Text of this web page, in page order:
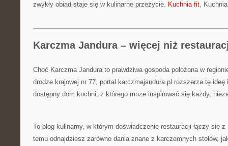
zwykły obiad staje się w kulinarne przeżycie. Kuchnia fit,
Karczma Jandura – więcej niż
Choć Karczma Jandura to prawdziwa gospoda położona w
drodze krajowej nr 77, portal karczmajandura.pl rozszerza tę ideę
dostępny dom kuchni, z którego może inspirować się każdy,
To blog kulinarny, w którym doświadczenie restauracji łączy się
temu odnajdziesz zarówno dania znane z karczemnych stołów,